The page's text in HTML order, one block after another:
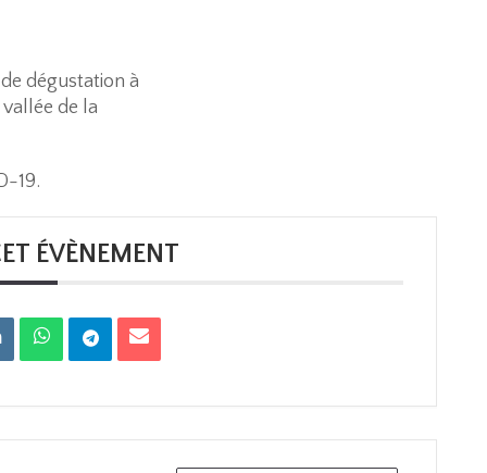
dégustation à
de la
19.
ÉVÈNEMENT